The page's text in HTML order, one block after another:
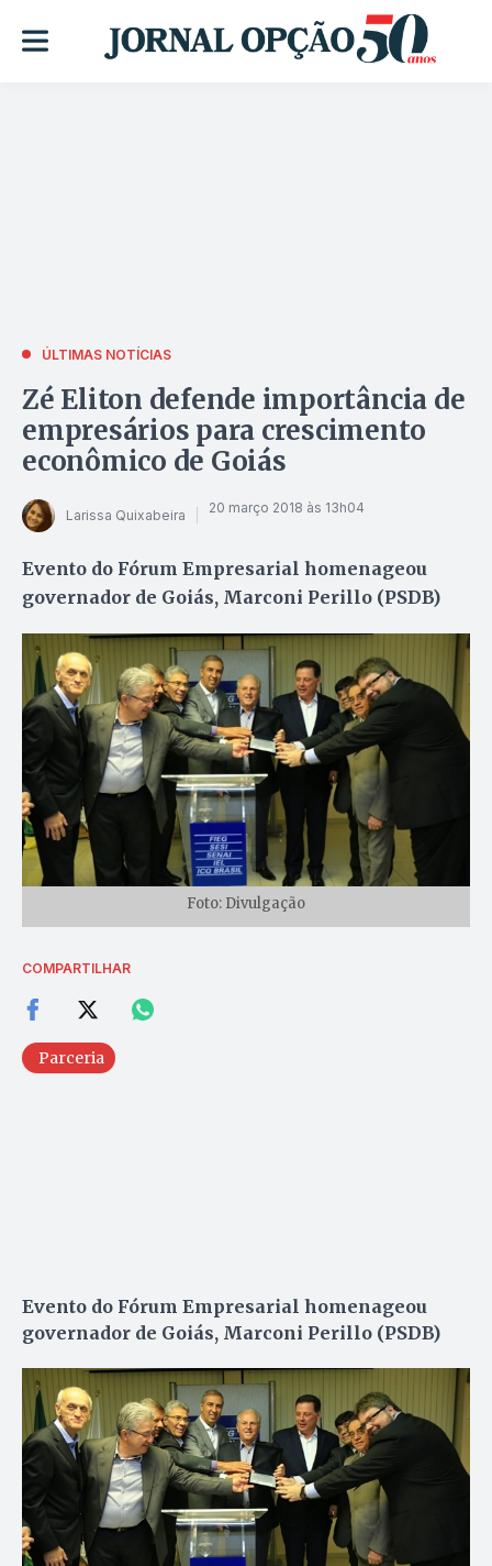
ÚLTIMAS NOTÍCIAS
Zé Eliton defende importância de
empresários para crescimento
econômico de Goiás
Larissa Quixabeira 20 março 2018 às 13h04
Evento do Fórum Empresarial homenageou
governador de Goiás, Marconi Perillo (PSDB)
Foto: Divulgação
COMPARTILHAR
Parceria
Evento do Fórum Empresarial homenageou
governador de Goiás, Marconi Perillo (PSDB)